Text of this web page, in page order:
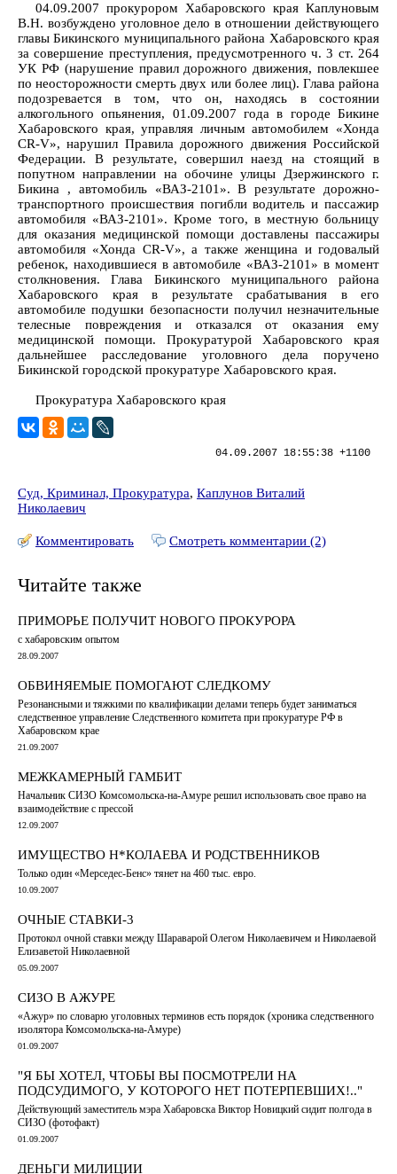
04.09.2007 прокурором Хабаровского края Каплуновым
В.Н. возбуждено уголовное дело в отношении действующего
главы Бикинского муниципального района Хабаровского края
за совершение преступления, предусмотренного ч. 3 ст. 264
УК РФ (нарушение правил дорожного движения, повлекшее
по неосторожности смерть двух или более лиц). Глава района
подозревается в том, что он, находясь в состоянии
алкогольного опьянения, 01.09.2007 года в городе Бикине
Хабаровского края, управляя личным автомобилем «Хонда
CR-V», нарушил Правила дорожного движения Российской
Федерации. В результате, совершил наезд на стоящий в
попутном направлении на обочине улицы Дзержинского г.
Бикина , автомобиль «ВАЗ-2101». В результате дорожно-
транспортного происшествия погибли водитель и пассажир
автомобиля «ВАЗ-2101». Кроме того, в местную больницу
для оказания медицинской помощи доставлены пассажиры
автомобиля «Хонда CR-V», а также женщина и годовалый
ребенок, находившиеся в автомобиле «ВАЗ-2101» в момент
столкновения. Глава Бикинского муниципального района
Хабаровского края в результате срабатывания в его
автомобиле подушки безопасности получил незначительные
телесные повреждения и отказался от оказания ему
медицинской помощи. Прокуратурой Хабаровского края
дальнейшее расследование уголовного дела поручено
Бикинской городской прокуратуре Хабаровского края.
Прокуратура Хабаровского края
04.09.2007 18:55:38 +1100
Суд, Криминал, Прокуратура, Каплунов Виталий
Николаевич
Комментировать Смотреть комментарии (2)
Читайте также
ПРИМОРЬЕ ПОЛУЧИТ НОВОГО ПРОКУРОРА
с хабаровским опытом
28.09.2007
ОБВИНЯЕМЫЕ ПОМОГАЮТ СЛЕДКОМУ
Резонансными и тяжкими по квалификации делами теперь будет заниматься
следственное управление Следственного комитета при прокуратуре РФ в
Хабаровском крае
21.09.2007
МЕЖКАМЕРНЫЙ ГАМБИТ
Начальник СИЗО Комсомольска-на-Амуре решил использовать свое право на
взаимодействие с прессой
12.09.2007
ИМУЩЕСТВО Н*КОЛАЕВА И РОДСТВЕННИКОВ
Только один «Мерседес-Бенс» тянет на 460 тыс. евро.
10.09.2007
ОЧНЫЕ СТАВКИ-3
Протокол очной ставки между Шараварой Олегом Николаевичем и Николаевой
Елизаветой Николаевной
05.09.2007
СИЗО В АЖУРЕ
«Ажур» по словарю уголовных терминов есть порядок (хроника следственного
изолятора Комсомольска-на-Амуре)
01.09.2007
"Я БЫ ХОТЕЛ, ЧТОБЫ ВЫ ПОСМОТРЕЛИ НА
ПОДСУДИМОГО, У КОТОРОГО НЕТ ПОТЕРПЕВШИХ!.."
Действующий заместитель мэра Хабаровска Виктор Новицкий сидит полгода в
СИЗО (фотофакт)
01.09.2007
ДЕНЬГИ МИЛИЦИИ